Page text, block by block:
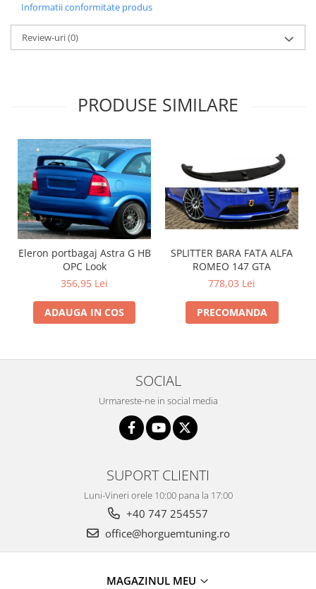
Informatii conformitate produs
Review-uri(0)
PRODUSE SIMILARE
Eleron portbagaj Astra G HB
OPC Look
356,95 Lei
ADAUGA IN COS
SPLITTER BARA FATA ALFA
ROMEO 147 GTA
778,03 Lei
PRECOMANDA
SOCIAL
Urmareste-ne in social media
SUPORT CLIENTI
Luni-Vineri orele 10:00 pana la 17:00
+40 747 254557
office@horguemtuning.ro
MAGAZINUL MEU